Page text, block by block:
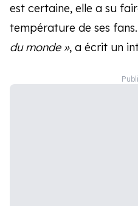
est certaine, elle a su
température de ses fans.
du monde », a écrit un